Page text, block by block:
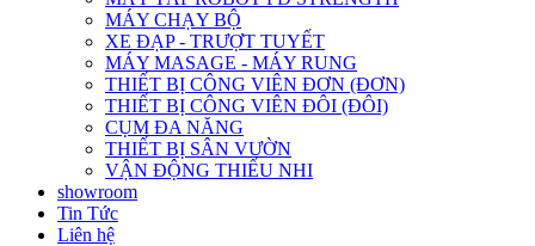
MÁY CHẠY BỘ
XE ĐẠP - TRƯỢT TUYẾT
MÁY MASAGE - MÁY RUNG
THIẾT BỊ CÔNG VIÊN ĐƠN (ĐƠN)
THIẾT BỊ CÔNG VIÊN ĐÔI (ĐÔI)
CỤM ĐA NĂNG
THIẾT BỊ SÂN VƯỜN
VẬN ĐỘNG THIẾU NHI
showroom
Tin Tức
Liên hệ